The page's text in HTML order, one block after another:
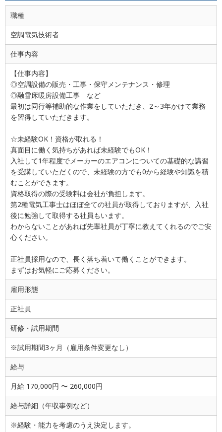
職種
空調電気技術者
仕事内容
【仕事内容】
◎空調設備の販売・工事・保守メンテナンス・修理
◎融雪床暖房設備工事 など
最初は同行等補助的な作業をしていただき、2～3年かけて業務
を習得していただきます。
☆未経験OK！資格が取れる！
真面目に働く気持ちがあれば未経験でもOK！
入社して1年程度でメーカーのエアコンについての基礎的な講習
を受講していただくので、未経験の方でも0から経験や知識を積
むことができます。
資格取得の際の受験料は会社が負担します。
第2種電気工事士はほぼ全ての社員が取得しておりますが、入社
後に勉強して取得する社員もいます。
わからないことがあれば先輩社員が丁寧に教えてくれるのでご安
心ください。
正社員採用なので、長く落ち着いて働くことができます。
まずはお気軽にご応募ください。
雇用形態
正社員
研修・試用期間
※試用期間3ヶ月（雇用条件変更なし）
給与
月給 170,000円 〜 260,000円
給与詳細（年収事例など）
※経験・能力を考慮のうえ決定します。